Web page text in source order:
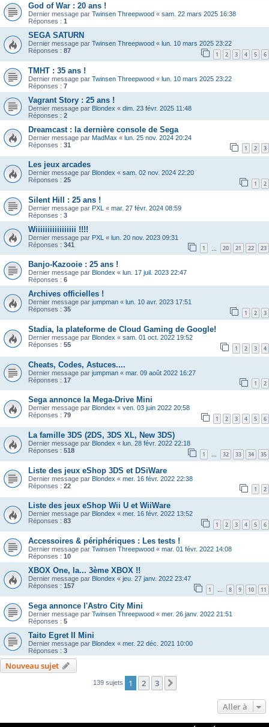
God of War : 20 ans !
Dernier message par Twinsen Threepwood « sam. 22 mars 2025 16:38
Réponses : 1
SEGA SATURN
Dernier message par Twinsen Threepwood « lun. 10 mars 2025 23:22
Réponses : 87 1 2 3 4 5 6
TMHT : 35 ans !
Dernier message par Twinsen Threepwood « lun. 10 mars 2025 23:22
Réponses : 7
Vagrant Story : 25 ans !
Dernier message par Blondex « dim. 23 févr. 2025 11:48
Réponses : 2
Dreamcast : la dernière console de Sega
Dernier message par MadMax « lun. 25 nov. 2024 20:24
Réponses : 31 1 2 3
Les jeux arcades
Dernier message par Blondex « sam. 02 nov. 2024 22:20
Réponses : 25 1 2
Silent Hill : 25 ans !
Dernier message par PXL « mar. 27 févr. 2024 08:59
Réponses : 3
Wiiiiiiiiiiiiiiiii !!!!
Dernier message par PXL « lun. 20 nov. 2023 09:31
Réponses : 341 1 20 21 22 23
Banjo-Kazooie : 25 ans !
Dernier message par Blondex « lun. 17 juil. 2023 22:47
Réponses : 6
Archives officielles !
Dernier message par jumpman « lun. 10 avr. 2023 17:51
Réponses : 35 1 2 3
Stadia, la plateforme de Cloud Gaming de Google!
Dernier message par Blondex « sam. 01 oct. 2022 19:52
Réponses : 55 1 2 3 4
Cheats, Codes, Astuces....
Dernier message par jumpman « mar. 09 août 2022 16:27
Réponses : 17 1 2
Sega annonce la Mega-Drive Mini
Dernier message par Blondex « ven. 03 juin 2022 20:58
Réponses : 79 1 2 3 4 5 6
La famille 3DS (2DS, 3DS XL, New 3DS)
Dernier message par Blondex « lun. 28 févr. 2022 22:18
Réponses : 518 1 … 32 33 34 35
Liste des jeux eShop 3DS et DSiWare
Dernier message par Blondex « mer. 16 févr. 2022 22:38
Réponses : 22 1 2
Liste des jeux eShop Wii U et WiiWare
Dernier message par Blondex « mer. 16 févr. 2022 13:52
Réponses : 83 1 2 3 4 5 6
Accessoires & périphériques : Les tests !
Dernier message par Twinsen Threepwood « mar. 01 févr. 2022 14:08
Réponses : 10
XBOX One, la... 3ème XBOX !!
Dernier message par Blondex « jeu. 27 janv. 2022 23:47
Réponses : 157 1 … 8 9 10 11
Sega annonce l'Astro City Mini
Dernier message par Twinsen Threepwood « mer. 26 janv. 2022 21:51
Réponses : 5
Taito Egret II Mini
Dernier message par Blondex « mer. 22 déc. 2021 10:00
Réponses : 3
Nouveau sujet
139 sujets 1 2 3
Aller à